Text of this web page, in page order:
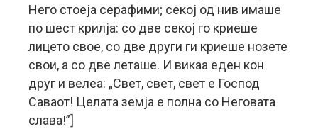
Него стоеја серафими; секој од нив имаше
по шест крилја: со две секој го криеше
лицето свое, со две други ги криеше нозете
свои, а со две леташе. И викаа еден кон
друг и велеа: „Свет, свет, свет е Господ
Саваот! Целата земја е полна со Неговата
слава!”]